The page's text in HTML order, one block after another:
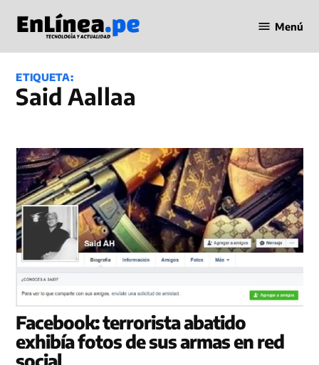
contenido
en Línea
Menú
ETIQUETA:
Said Aallaa
Facebook: terrorista abatido
exhibía fotos de sus armas en red
social